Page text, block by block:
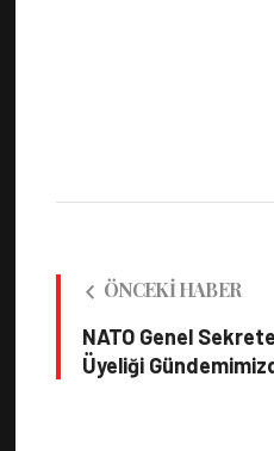
ÖNCEKI HABER
NATO Genel
Üyeliği